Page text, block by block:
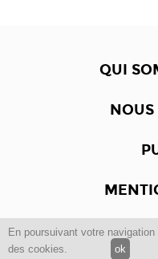
En poursuivant votre
des cookies.
ok
QUI
NOUS
Copyright © 2012 -